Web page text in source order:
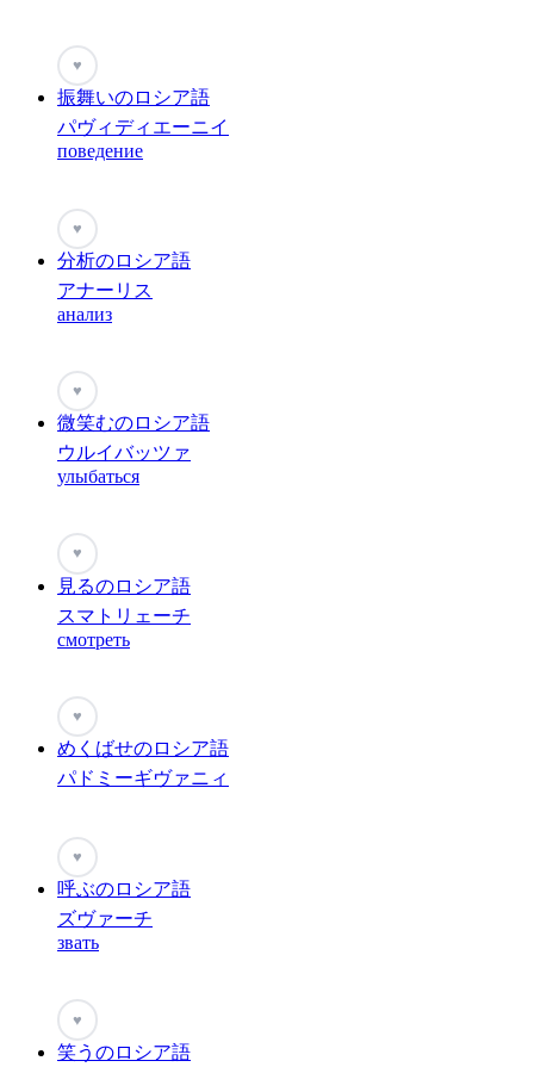
♥
振舞いのロシア語
パヴィディエーニイ
поведение
♥
分析のロシア語
アナーリス
анализ
♥
微笑むのロシア語
ウルイバッツァ
улыбаться
♥
見るのロシア語
スマトリェーチ
смотреть
♥
めくばせのロシア語
パドミーギヴァニィ
♥
呼ぶのロシア語
ズヴァーチ
звать
♥
笑うのロシア語